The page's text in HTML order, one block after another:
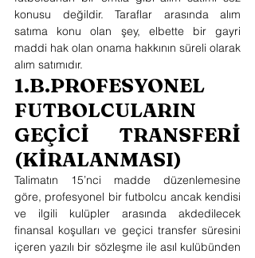
konusu değildir. Taraflar arasında alım
satıma konu olan şey, elbette bir gayri
maddi hak olan onama hakkının süreli olarak
alım satımıdır.
1.B.PROFESYONEL
FUTBOLCULARIN
GEÇİCİ TRANSFERİ
(KİRALANMASI)
Talimatın 15’nci madde düzenlemesine
göre, profesyonel bir futbolcu ancak kendisi
ve ilgili kulüpler arasında akdedilecek
finansal koşulları ve geçici transfer süresini
içeren yazılı bir sözleşme ile asıl kulübünden